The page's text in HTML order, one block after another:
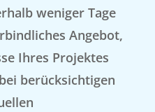
weniger Tage
Angebot,
Ihres Projektes
berücksichtigen